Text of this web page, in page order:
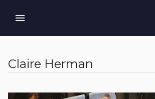
Claire Herman